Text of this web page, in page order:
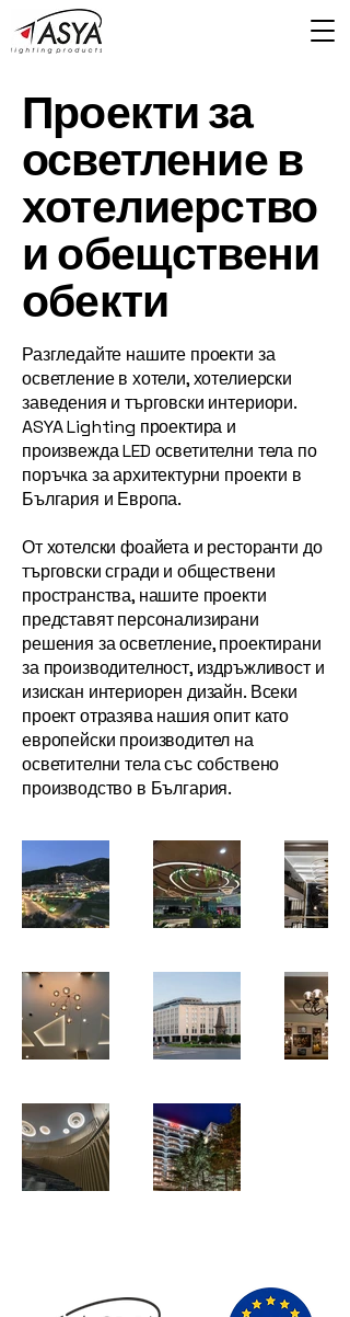
Проекти за
осветление в
хотелиерство
и обещствени
обекти
Разгледайте нашите проекти за
осветление в хотели, хотелиерски
заведения и търговски интериори.
ASYA Lighting проектира и
произвежда LED осветителни тела по
поръчка за архитектурни проекти в
България и Европа.
От хотелски фоайета и ресторанти до
търговски сгради и обществени
пространства, нашите проекти
представят персонализирани
решения за осветление, проектирани
за производителност, издръжливост и
изискан интериорен дизайн. Всеки
проект отразява нашия опит като
европейски производител на
осветителни тела със собствено
производство в България.